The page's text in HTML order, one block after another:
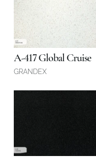
A-417 Global Cruise
GRANDEX
3680 x 760 x 12 мм
3680 x 760 x 12 мм